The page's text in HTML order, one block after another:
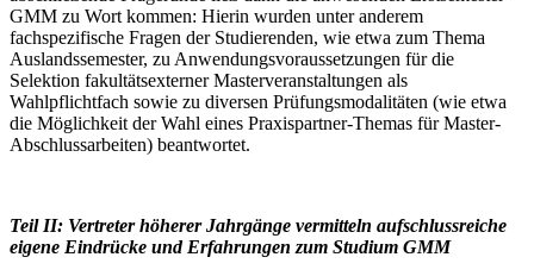
GMM zu Wort kommen: Hierin wurden unter anderem
fachspezifische Fragen der Studierenden, wie etwa zum Thema
Auslandssemester, zu Anwendungsvoraussetzungen für die
Selektion fakultätsexterner Masterveranstaltungen als
Wahlpflichtfach sowie zu diversen Prüfungsmodalitäten (wie etwa
die Möglichkeit der Wahl eines Praxispartner-Themas für Master-
Abschlussarbeiten) beantwortet.
Teil II: Vertreter höherer Jahrgänge vermitteln aufschlussreiche
eigene Eindrücke und Erfahrungen zum Studium GMM